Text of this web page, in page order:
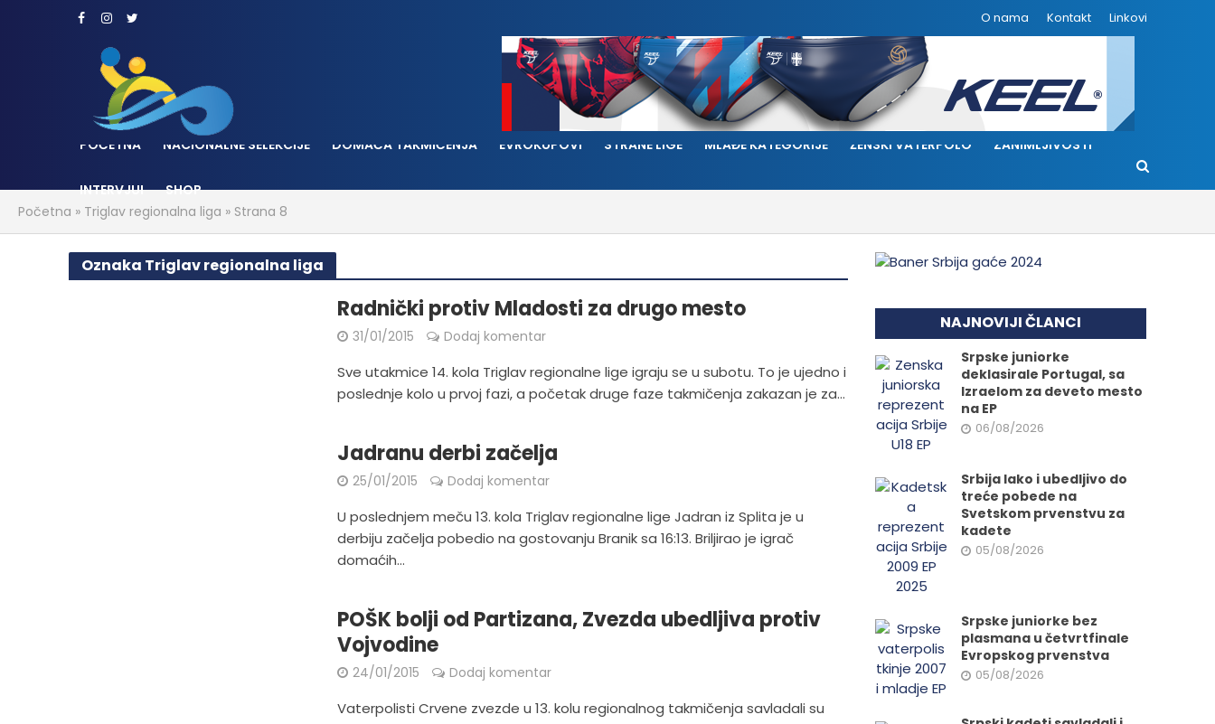
O nama Kontakt Linkovi
POČETNA NACIONALNE SELEKCIJE DOMAĆA TAKMIČENJA EVROKUPOVI STRANE LIGE MLAĐE KATEGORIJE ŽENSKI VATERPOLO ZANIMLJIVOSTI
INTERVJUI
SHOP
Početna » Triglav regionalna liga » Strana 8
Oznaka Triglav regionalna liga
Radnički protiv Mladosti za drugo mesto
31/01/2015 Dodaj komentar
Sve utakmice 14. kola Triglav regionalne lige igraju se u subotu. To je ujedno i
poslednje kolo u prvoj fazi, a početak druge faze takmičenja zakazan je za...
Jadranu derbi začelja
25/01/2015 Dodaj komentar
U poslednjem meču 13. kola Triglav regionalne lige Jadran iz Splita je u
derbiju začelja pobedio na gostovanju Branik sa 16:13. Briljirao je igrač
domaćih...
POŠK bolji od Partizana, Zvezda ubedljiva protiv
Vojvodine
24/01/2015 Dodaj komentar
Vaterpolisti Crvene zvezde u 13. kolu regionalnog takmičenja savladali su
NAJNOVIJI ČLANCI
Srpske juniorke
deklasirale Portugal, sa
Izraelom za deveto mesto
na EP
06/08/2026
Srbija lako i ubedljivo do
treće pobede na
Svetskom prvenstvu za
kadete
05/08/2026
Srpske juniorke bez
plasmana u četvrtfinale
Evropskog prvenstva
05/08/2026